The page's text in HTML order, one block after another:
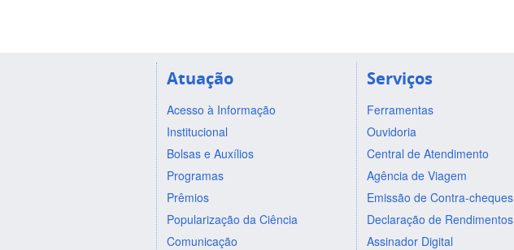
Atuação
Acesso à Informação
Institucional
Bolsas e Auxílios
Programas
Prêmios
Popularização da Ciência
Comunicação
Serviços
Ferramentas
Ouvidoria
Central de Atendimento
Agência de Viagem
Emissão de Contra-cheques
Declaração de Rendimentos
Assinador Digital